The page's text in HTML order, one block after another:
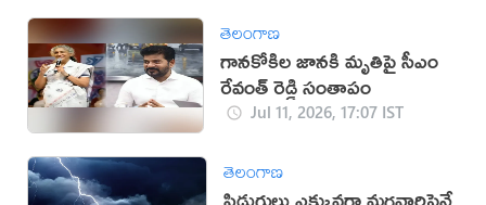
తెలంగాణ
గానకోకిల జానకి మృతిపై సీఎం
రేవంత్ రెడ్డి సంతాపం
Jul 11, 2026, 17:07 IST
తెలంగాణ